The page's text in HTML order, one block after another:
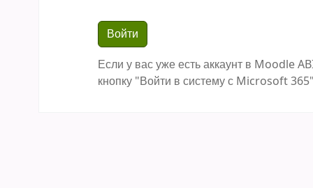
Если у вас уже есть аккаунт в Moodle
кнопку "Войти в систему с Microsoft